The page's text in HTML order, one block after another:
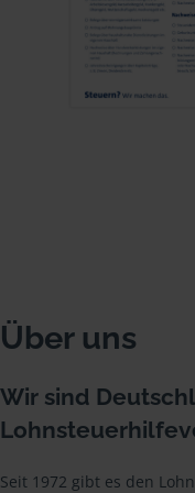
Über uns
Wir sind
Seit 1972 gibt es den